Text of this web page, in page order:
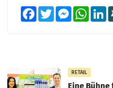
FacebookTwitter MessengerWhatsApp
RETAIL
Eine